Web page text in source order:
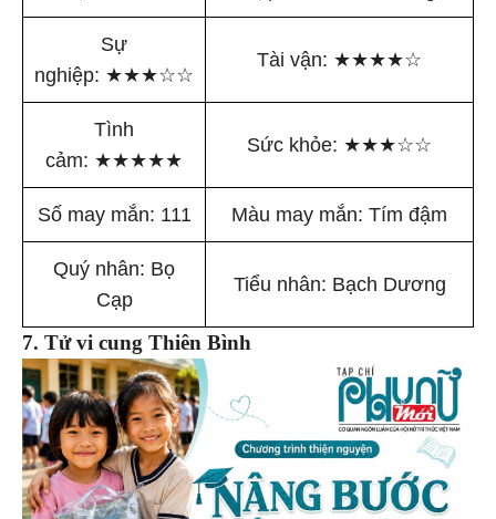
Sự
nghiệp: ★★★☆☆
Tài vận: ★★★★☆
Tình
cảm: ★★★★★
Sức khỏe: ★★★☆☆
Số may mắn: 111 Màu may mắn: Tím đậm
Quý nhân: Bọ
Cạp
Tiểu nhân: Bạch Dương
7. Tử vi cung Thiên Bình